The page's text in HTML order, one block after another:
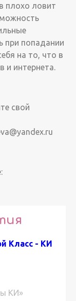
плохо ловит
при попадании
на то, что в
и интернета.
свой
Класс - КИ
КИ»